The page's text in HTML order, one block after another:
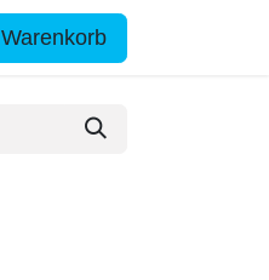
Warenkorb